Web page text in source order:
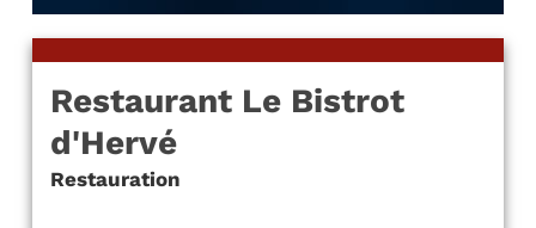
Restaurant Le Bistrot
d'Hervé
Restauration